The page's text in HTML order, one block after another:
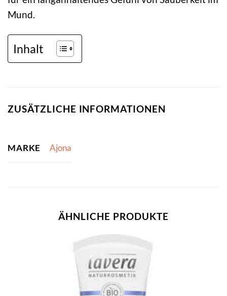
Mund.
Inhalt
ZUSÄTZLICHE INFORMATIONEN
MARKE Ajona
ÄHNLICHE PRODUKTE